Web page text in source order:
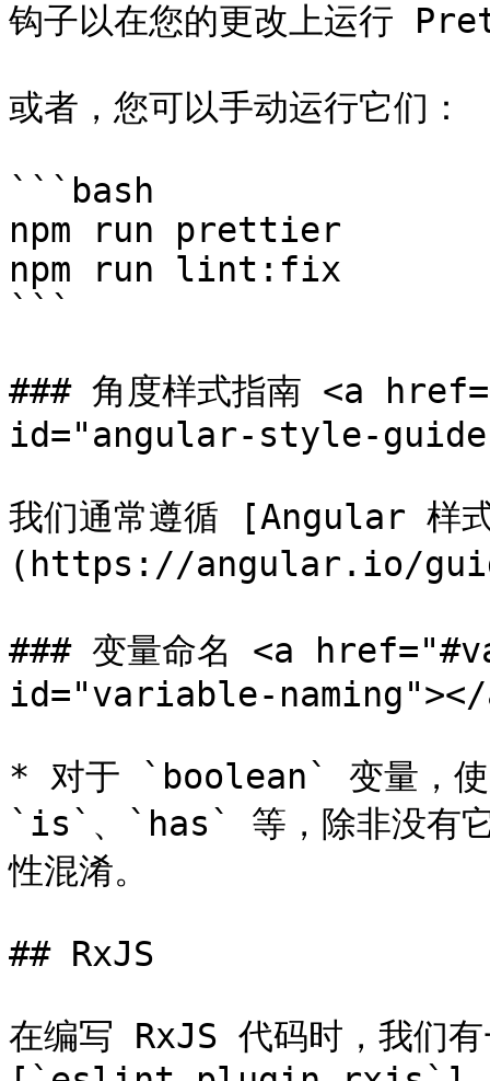
钩子以在您的更改上运行
或者，您可以手动运行它们：
```bash
npm run prettier
npm run lint:fix
```
### 角度样式指南 <a
id="angular-style-
我们通常遵循 [Angular 样
(https://angular.io/
### 变量命名 <a
id="variable-naming"></
* 对于 `boolean` 变量，使
`is`、`has` 等，除非没有它
性混淆。
## RxJS
在编写 RxJS 代码时，我们